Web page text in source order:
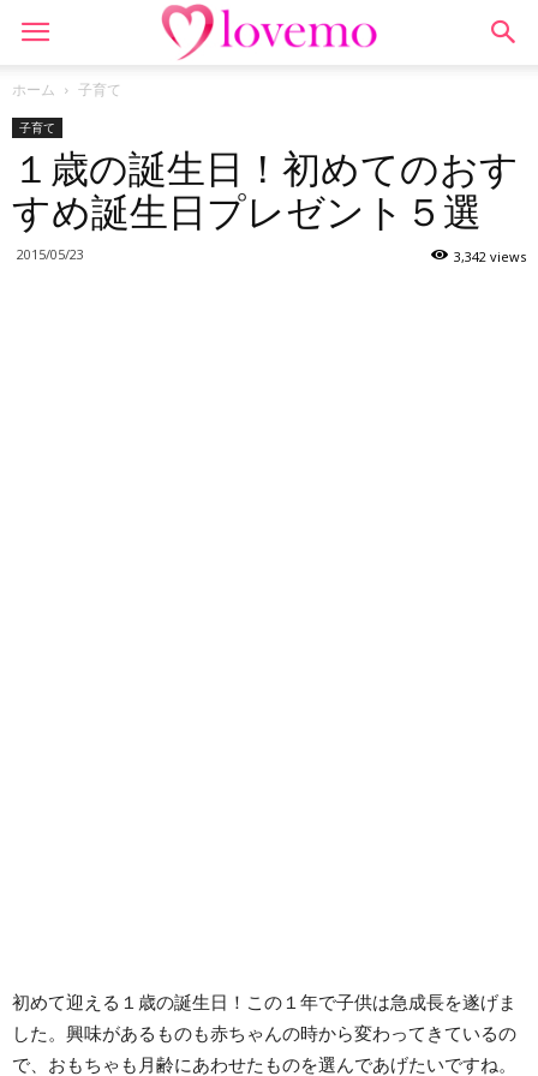
ホーム 子育て
子育て
１歳の誕生日！初めてのおす
すめ誕生日プレゼント５選
2015/05/23 3,342 views
初めて迎える１歳の誕生日！この１年で子供は急成長を遂げま
した。興味があるものも赤ちゃんの時から変わってきているの
で、おもちゃも月齢にあわせたものを選んであげたいですね。